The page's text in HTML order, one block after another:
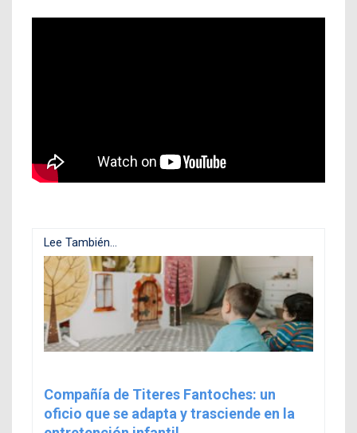
Lee También...
Compañía de Titeres Fantoches: un
oficio que se adapta y trasciende en la